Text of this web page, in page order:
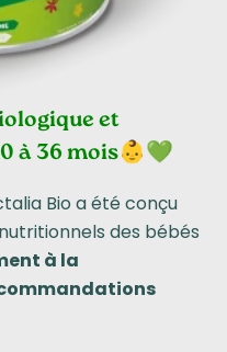
et
à 36 mois👶💚
Bio a été conçu
des bébés
à la